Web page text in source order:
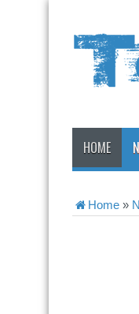
HOME
Home »